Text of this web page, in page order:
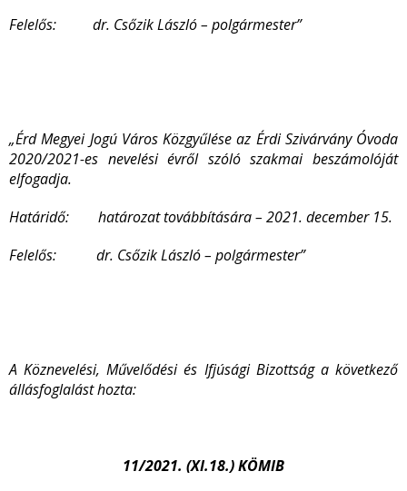
Felelős: dr. Csőzik László – polgármester”
„Érd Megyei Jogú Város Közgyűlése az Érdi Szivárvány Óvoda
2020/2021-es nevelési évről szóló szakmai beszámolóját
elfogadja.
Határidő: határozat továbbítására – 2021. december 15.
Felelős: dr. Csőzik László – polgármester”
A Köznevelési, Művelődési és Ifjúsági Bizottság a következő
állásfoglalást hozta:
11/2021. (XI.18.) KÖMIB